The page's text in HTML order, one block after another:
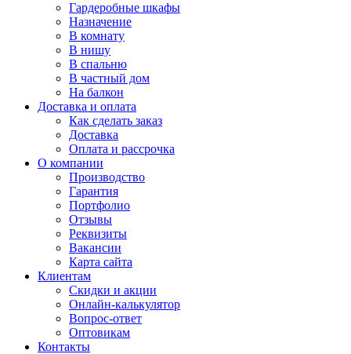
Гардеробные шкафы
Назначение
В комнату
В нишу
В спальню
В частный дом
На балкон
Доставка и оплата
Как сделать заказ
Доставка
Оплата и рассрочка
О компании
Производство
Гарантия
Портфолио
Отзывы
Реквизиты
Вакансии
Карта сайта
Клиентам
Скидки и акции
Онлайн-калькулятор
Вопрос-ответ
Оптовикам
Контакты